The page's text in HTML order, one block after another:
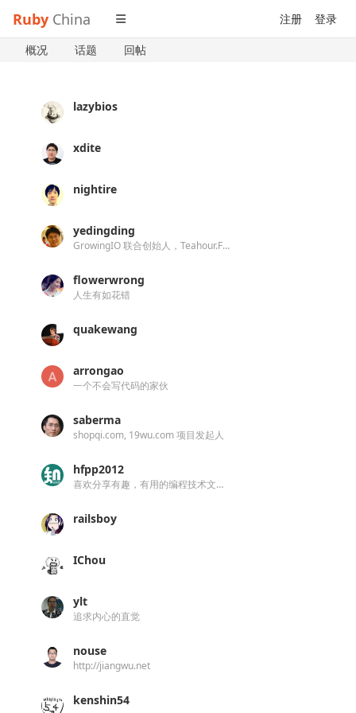
Ruby China 注册 登录
概况 话题 回帖
lazybios
xdite
nightire
yedingding
GrowingIO 联合创始人，Teahour.FM 主播
flowerwrong
人生有如花错
quakewang
arrongao
一个不会写代码的家伙
saberma
shopqi.com, 19wu.com 项目发起人
hfpp2012
喜欢分享有趣，有用的编程技术文章和视频教程的程序员
railsboy
IChou
ylt
追求内心的直觉
nouse
http://jiangwu.net
kenshin54